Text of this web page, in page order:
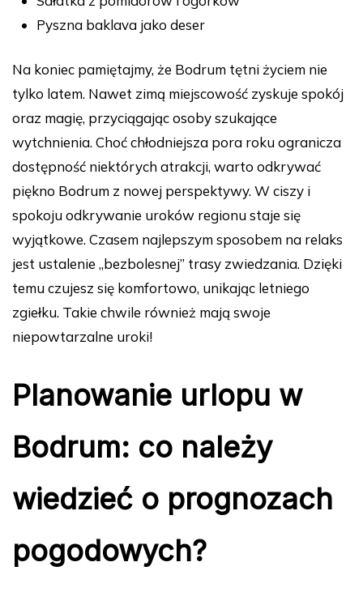
Pyszna baklava jako deser
Na koniec pamiętajmy, że Bodrum tętni życiem nie
tylko latem. Nawet zimą miejscowość zyskuje spokój
oraz magię, przyciągając osoby szukające
wytchnienia. Choć chłodniejsza pora roku ogranicza
dostępność niektórych atrakcji, warto odkrywać
piękno Bodrum z nowej perspektywy. W ciszy i
spokoju odkrywanie uroków regionu staje się
wyjątkowe. Czasem najlepszym sposobem na relaks
jest ustalenie „bezbolesnej” trasy zwiedzania. Dzięki
temu czujesz się komfortowo, unikając letniego
zgiełku. Takie chwile również mają swoje
niepowtarzalne uroki!
Planowanie urlopu w
Bodrum: co należy
wiedzieć o prognozach
pogodowych?